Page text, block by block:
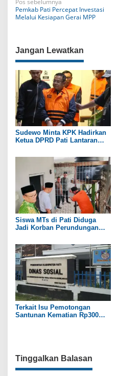
N
a
i
g
a
s
i
p
o
Pemkab Pati Percepat Investasi
Melalui Kesiapan Gerai MPP
Jangan Lewatkan
Sudewo Minta KPK Hadirkan
Ketua DPRD Pati Lantaran
Siswa MTs di Pati Diduga
Jadi Korban Perundungan
Terkait Isu Pemotongan
Santunan Kematian Rp300
Tinggalkan Balasan